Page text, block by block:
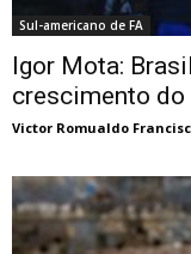
Sul-americano de FA
Igor Mota:
crescimento do
Victor Romualdo